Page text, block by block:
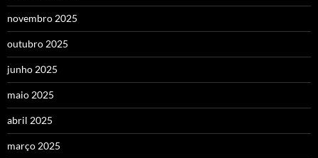
novembro 2025
outubro 2025
junho 2025
maio 2025
abril 2025
março 2025